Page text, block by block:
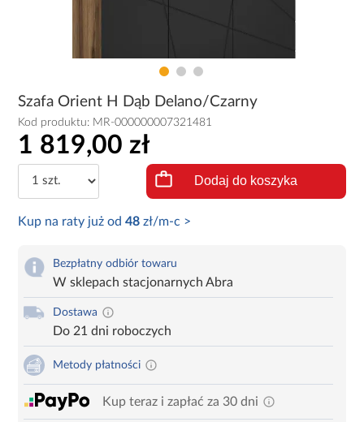
Szafa Orient H Dąb Delano/Czarny
Kod produktu: MR-000000007321481
1 819,00 zł
Dodaj do koszyka
Kup na raty już od48 zł/m-c >
Bezpłatny odbiór towaru
W sklepach stacjonarnych Abra
Dostawa
Do 21 dni roboczych
Metody płatności
Kup teraz i zapłać za 30 dni